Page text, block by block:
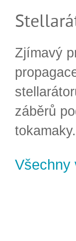
Zjímavý
záběrů
tokamaky.
Všechny